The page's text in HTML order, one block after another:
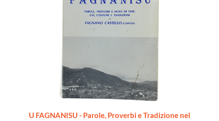
U FAGNANISU - Parole, Proverbi e Tradizione nel